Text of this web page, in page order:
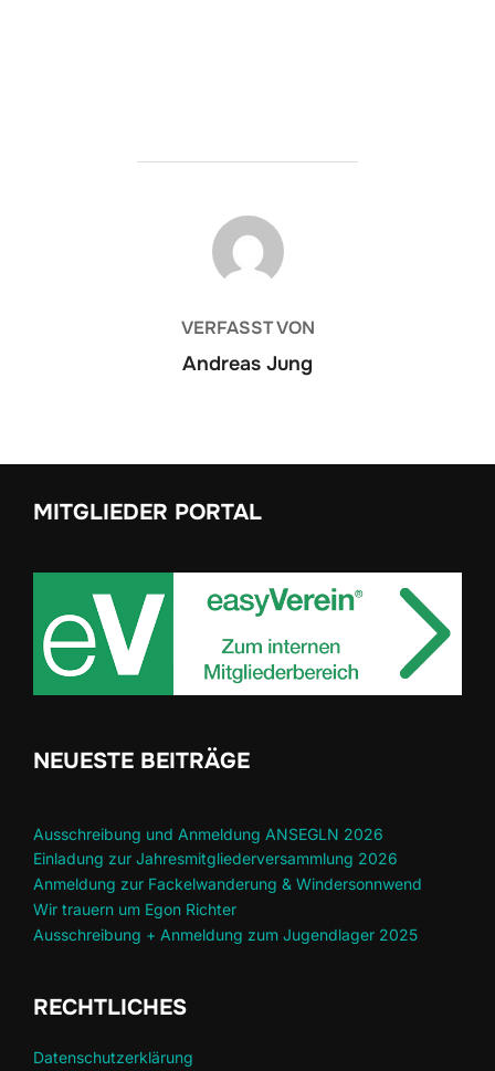
BEITRAGSAUTOR
VERFASST VON
Andreas Jung
MITGLIEDER PORTAL
NEUESTE BEITRÄGE
Ausschreibung und Anmeldung ANSEGLN 2026
Einladung zur Jahresmitgliederversammlung 2026
Anmeldung zur Fackelwanderung & Windersonnwend
Wir trauern um Egon Richter
Ausschreibung + Anmeldung zum Jugendlager 2025
RECHTLICHES
Datenschutzerklärung